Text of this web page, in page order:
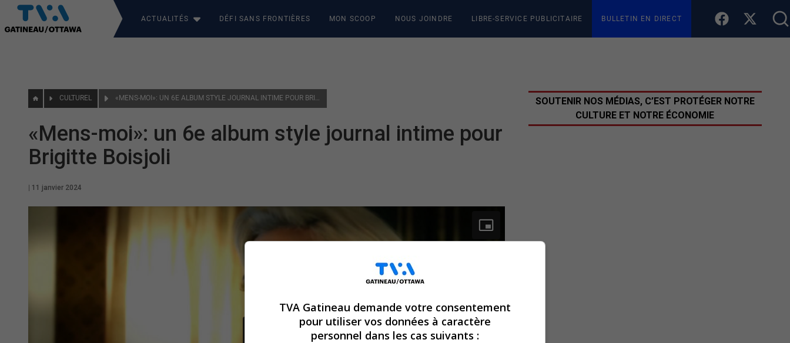
ACTUALITÉS DÉFI SANS FRONTIÈRES MON SCOOP NOUS JOINDRE LIBRE-SERVICE PUBLICITAIRE BULLETIN EN DIRECT
CULTUREL «MENS-MOI»: UN 6E ALBUM STYLE JOURNAL INTIME POUR BRIGITTE BOISJOLI
«Mens-moi»: un 6e album style journal intime pour
Brigitte Boisjoli
11 janvier 2024
SOUTENIR NOS MÉDIAS, C’EST PROTÉGER NOTRE
CULTURE ET NOTRE ÉCONOMIE
TVA Gatineau demande votre consentement
pour utiliser vos données à caractère
personnel dans les cas suivants :